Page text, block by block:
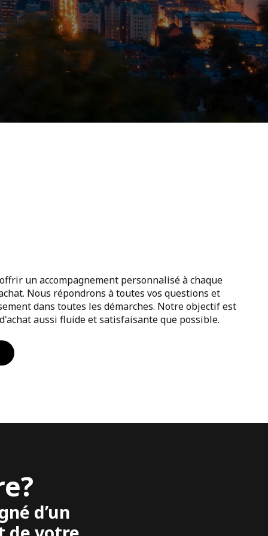
un accompagnement personnalisé à chaque
Nous répondrons à toutes vos questions et
dans toutes les démarches. Notre objectif est
aussi fluide et satisfaisante que possible.
d’un